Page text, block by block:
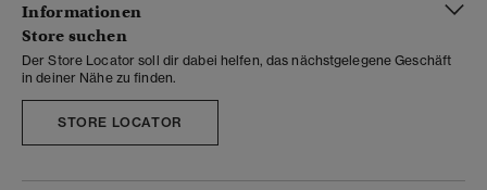
Informationen
Store suchen
Der Store Locator soll dir dabei helfen, das nächstgelegene Geschäft
in deiner Nähe zu finden.
STORE LOCATOR